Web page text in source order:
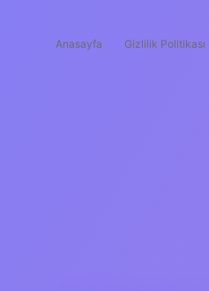
Anasayfa Gizlilik Politikası